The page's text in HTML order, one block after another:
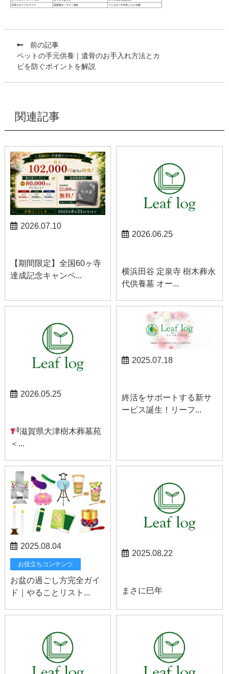
前の記事
ペットの手元供養｜遺骨のお手入れ方法とカ
ビを防ぐポイントを解説
関連記事
2026.07.10
【期間限定】全国60ヶ寺
達成記念キャンペ...
2026.06.25
横浜田谷 定泉寺 樹木葬永
代供養墓 オー...
2026.05.25
滋賀県大津樹木葬墓苑
＜...
2025.07.18
終活をサポートする新サ
ービス誕生！リーフ...
2025.08.04
お役立ちコンテンツ
お盆の過ごし方完全ガイ
ド｜やることリスト...
2025.08.22
まさに巳年